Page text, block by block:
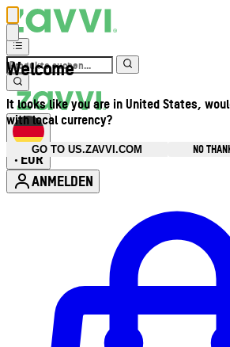
Welcome
It looks like you are in United States,
with local currency?
GO TO US.ZAVVI.COM
NO
• EUR
ANMELDEN